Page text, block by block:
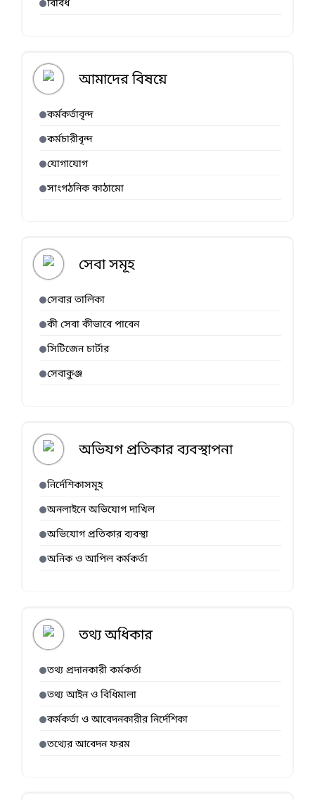
বিবিধ
আমাদের বিষয়ে
কর্মকর্তাবৃন্দ
কর্মচারীবৃন্দ
যোগাযোগ
সাংগঠনিক কাঠামো
সেবা সমূহ
সেবার তালিকা
কী সেবা কীভাবে পাবেন
সিটিজেন চার্টার
সেবাকুঞ্জ
অভিযগ প্রতিকার ব্যবস্থাপনা
নির্দেশিকাসমূহ
অনলাইনে অভিযোগ দাখিল
অভিযোগ প্রতিকার ব্যবস্থা
অনিক ও আপিল কর্মকর্তা
তথ্য অধিকার
তথ্য প্রদানকারী কর্মকর্তা
তথ্য আইন ও বিধিমালা
কর্মকর্তা ও আবেদনকারীর নির্দেশিকা
তথ্যের আবেদন ফরম